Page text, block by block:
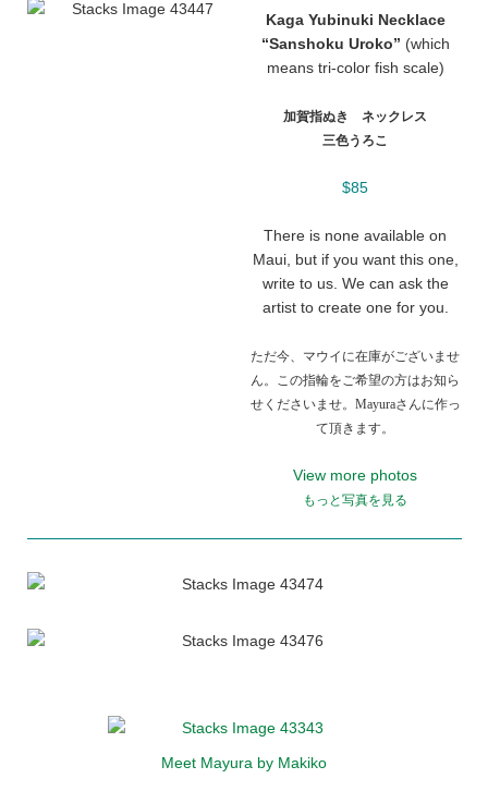
Kaga Yubinuki Necklace
“Sanshoku Uroko” (which
means tri-color fish scale)
加賀指ぬき ネックレス
三色うろこ
$85
There is none available on
Maui, but if you want this one,
write to us. We can ask the
artist to create one for you.
ただ今、マウイに在庫がございませ
ん。この指輪をご希望の方はお知ら
せくださいませ。Mayuraさんに作っ
て頂きます。
View more photos
もっと写真を見る
Meet Mayura by Makiko